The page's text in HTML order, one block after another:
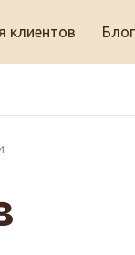
клиентов Блог